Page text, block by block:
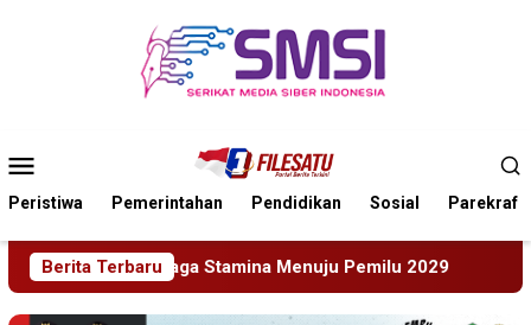
Mobile
Peristiwa Pemerintahan Pendidikan Sosial Parekraf
Berita Terbaru
Pemilu 2029 Perkenalkan Diri Lewat Safari Jumat,